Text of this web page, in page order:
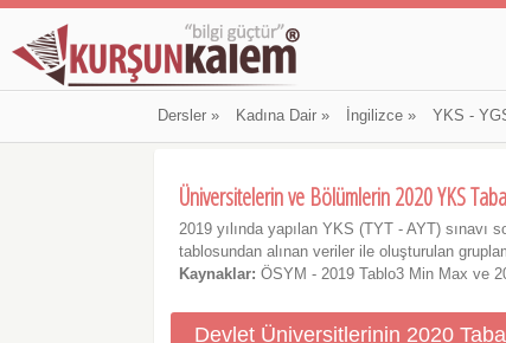
Dersler» Kadına Dair» İngilizce» YKS -
Üniversitelerin ve Bölümlerin 2020 YKS
2019 yılında yapılan YKS (TYT - AYT)
tablosundan alınan veriler ile oluşturulan
Kaynaklar:ÖSYM - 2019 Tablo3 Min Max ve
Devlet Üniversitlerinin 2020